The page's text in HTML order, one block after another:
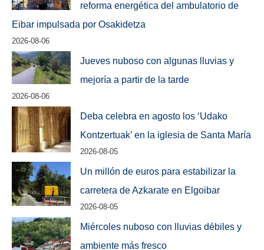
reforma energética del ambulatorio de
Eibar impulsada por Osakidetza
2026-08-06
Jueves nuboso con algunas lluvias y
mejoría a partir de la tarde
2026-08-06
Deba celebra en agosto los ‘Udako
Kontzertuak’ en la iglesia de Santa María
2026-08-05
Un millón de euros para estabilizar la
carretera de Azkarate en Elgoibar
2026-08-05
Miércoles nuboso con lluvias débiles y
ambiente más fresco